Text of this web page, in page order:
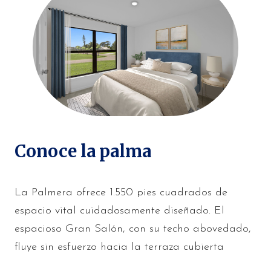
Conoce la palma
La Palmera ofrece 1.550 pies cuadrados de
espacio vital cuidadosamente diseñado. El
espacioso Gran Salón, con su techo abovedado,
fluye sin esfuerzo hacia la terraza cubierta